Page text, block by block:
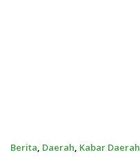
Berita Daerah Kabar Daerah